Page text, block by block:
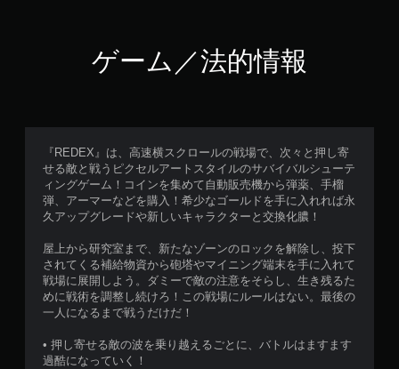
ゲーム／法的情報
『REDEX』は、高速横スクロールの戦場で、次々と押し寄
せる敵と戦うピクセルアートスタイルのサバイバルシューテ
ィングゲーム！コインを集めて自動販売機から弾薬、手榴
弾、アーマーなどを購入！希少なゴールドを手に入れれば永
久アップグレードや新しいキャラクターと交換化膿！
屋上から研究室まで、新たなゾーンのロックを解除し、投下
されてくる補給物資から砲塔やマイニング端末を手に入れて
戦場に展開しよう。ダミーで敵の注意をそらし、生き残るた
めに戦術を調整し続けろ！この戦場にルールはない。最後の
一人になるまで戦うだけだ！
• 押し寄せる敵の波を乗り越えるごとに、バトルはますます
過酷になっていく！